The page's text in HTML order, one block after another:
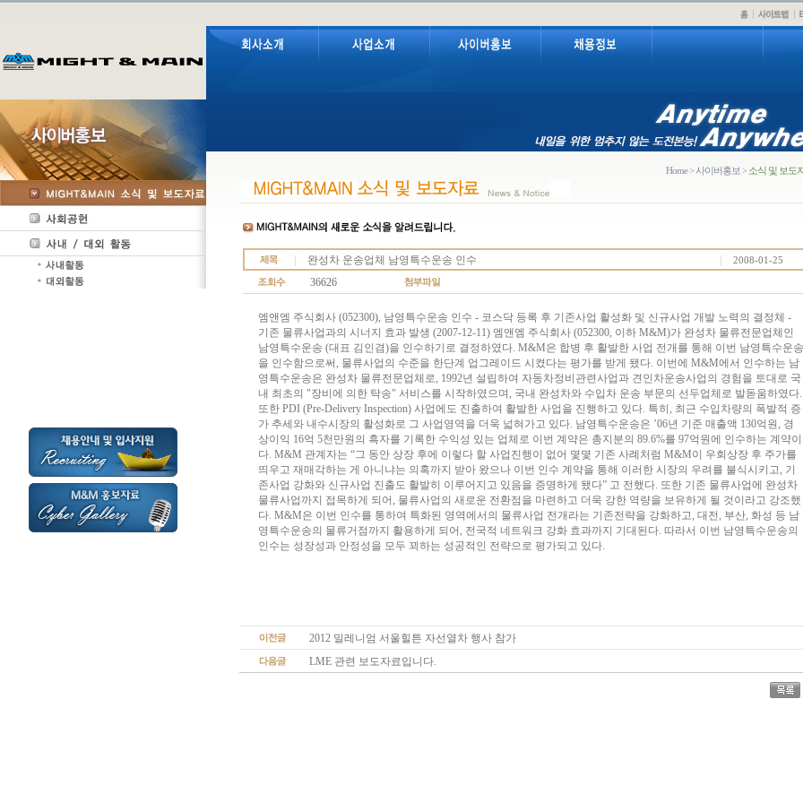
Home > 사이버홍보 >소식 및 보도
완성차 운송업체 남영특수운송 인수 2008-01-25
36626
엠앤엠 주식회사 (052300), 남영특수운송 인수 - 코스닥 등록 후 기존사업 활성화 및 신규사업 개발 노력의 결정체 -
기존 물류사업과의 시너지 효과 발생 (2007-12-11) 엠앤엠 주식회사 (052300, 이하 M&M)가 완성차 물류전문업체인
남영특수운송 (대표 김인겸)을 인수하기로 결정하였다. M&M은 합병 후 활발한 사업 전개를 통해 이번 남영특수운송
을 인수함으로써, 물류사업의 수준을 한단계 업그레이드 시켰다는 평가를 받게 됐다. 이번에 M&M에서 인수하는 남
영특수운송은 완성차 물류전문업체로, 1992년 설립하여 자동차정비관련사업과 견인차운송사업의 경험을 토대로 국
내 최초의 "장비에 의한 탁송" 서비스를 시작하였으며, 국내 완성차와 수입차 운송 부문의 선두업체로 발돋움하였다.
또한 PDI (Pre-Delivery Inspection) 사업에도 진출하여 활발한 사업을 진행하고 있다. 특히, 최근 수입차량의 폭발적 증
가 추세와 내수시장의 활성화로 그 사업영역을 더욱 넓혀가고 있다. 남영특수운송은 ’06년 기준 매출액 130억원, 경
상이익 16억 5천만원의 흑자를 기록한 수익성 있는 업체로 이번 계약은 총지분의 89.6%를 97억원에 인수하는 계약이
다. M&M 관계자는 “그 동안 상장 후에 이렇다 할 사업진행이 없어 몇몇 기존 사례처럼 M&M이 우회상장 후 주가를
띄우고 재매각하는 게 아니냐는 의혹까지 받아 왔으나 이번 인수 계약을 통해 이러한 시장의 우려를 불식시키고, 기
존사업 강화와 신규사업 진출도 활발히 이루어지고 있음을 증명하게 됐다” 고 전했다. 또한 기존 물류사업에 완성차
물류사업까지 접목하게 되어, 물류사업의 새로운 전환점을 마련하고 더욱 강한 역량을 보유하게 될 것이라고 강조했
다. M&M은 이번 인수를 통하여 특화된 영역에서의 물류사업 전개라는 기존전략을 강화하고, 대전, 부산, 화성 등 남
영특수운송의 물류거점까지 활용하게 되어, 전국적 네트워크 강화 효과까지 기대된다. 따라서 이번 남영특수운송의
인수는 성장성과 안정성을 모두 꾀하는 성공적인 전략으로 평가되고 있다.
2012 밀레니엄 서울힐튼 자선열차 행사 참가
LME 관련 보도자료입니다.